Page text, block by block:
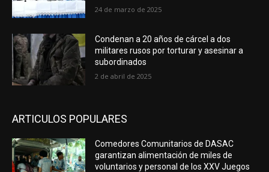
24 de marzo de 2025
Condenan a 20 años de cárcel a dos
militares rusos por torturar y asesinar a
subordinados
2 de abril de 2025
ARTICULOS POPULARES
Comedores Comunitarios de DASAC
garantizan alimentación de miles de
voluntarios y personal de los XXV Juegos